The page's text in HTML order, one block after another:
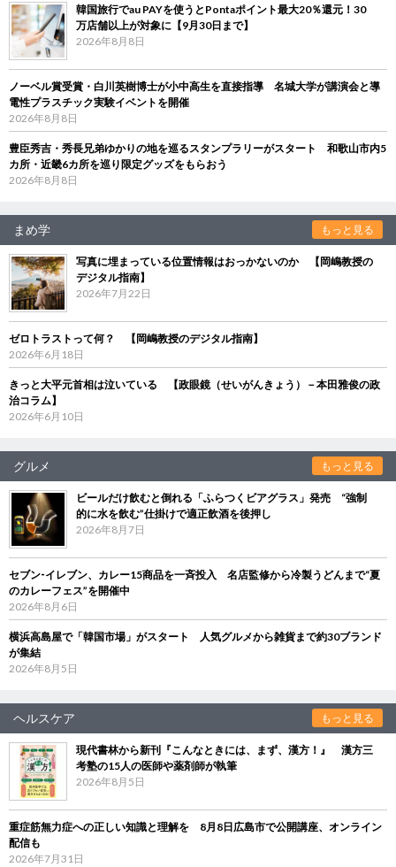
韓国旅行でau PAYを使うとPontaポイント最大20％還元！30
万店舗以上が対象に【9月30日まで】
2026年8月8日
ノーベル賞受賞・白川英樹博士が小中高生を直接指導 名城大学が講演会と導
電性プラスチック実験イベントを開催
2026年8月8日
豊臣秀吉・秀長兄弟ゆかりの地を巡るスタンプラリーがスタート 和歌山市内5
カ所・近畿6カ所を巡り限定グッズをもらおう
2026年8月8日
まめ学 もっと見る
写真に埋まっている位置情報はおっかないのか 【岡嶋教授の
デジタル指南】
2026年7月22日
ゼロトラストって何？ 【岡嶋教授のデジタル指南】
2026年6月18日
きっと大平元首相は泣いている 【政眼鏡（せいがんきょう）－本田雅俊の政
治コラム】
2026年6月10日
グルメ もっと見る
ビールだけ飲むと倒れる「ふらつくビアグラス」発売 “強制
的に水を飲む”仕掛けで適正飲酒を後押し
2026年8月7日
セブン‐イレブン、カレー15商品を一斉投入 名店監修から冷製うどんまで“夏
のカレーフェス”を開催中
2026年8月6日
横浜高島屋で「韓国市場」がスタート 人気グルメから雑貨まで約30ブランド
が集結
2026年8月5日
ヘルスケア もっと見る
現代書林から新刊『こんなときには、まず、漢方！』 漢方三
考塾の15人の医師や薬剤師が執筆
2026年8月5日
重症筋無力症への正しい知識と理解を 8月8日広島市で公開講座、オンライン
配信も
2026年7月31日